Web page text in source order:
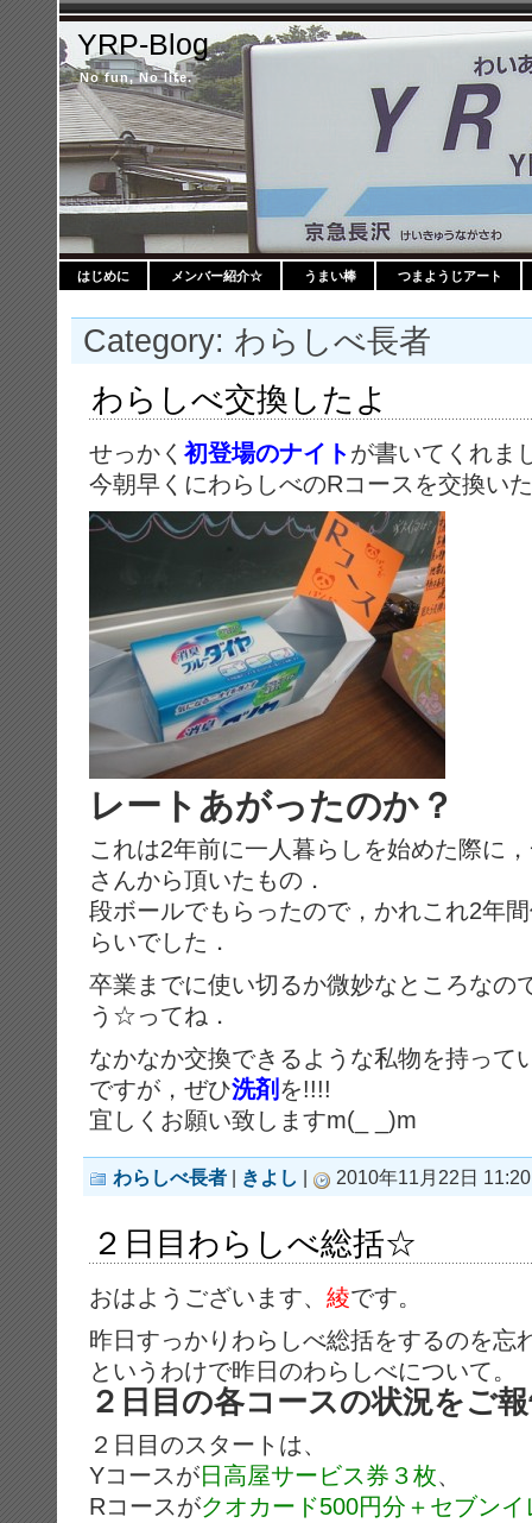
YRP-Blog
No fun, No life.
はじめに メンバー紹介☆ うまい棒 つまようじアート
Category: わらしべ長者
わらしべ交換したよ
せっかく 初登場のナイトが書いてくれま
今朝早くにわらしべのRコースを交換い
レートあがったのか？
これは2年前に一人暮らしを始めた際に
さんから頂いたもの．
段ボールでもらったので，かれこれ2年
らいでした．
卒業までに使い切るか微妙なところなの
う☆ってね．
なかなか交換できるような私物を持って
ですが，ぜひ洗剤 を!!!!
宜しくお願い致しますm(_ _)m
わらしべ長者 | きよし | 2010年11月22日
２日目わらしべ総括☆
おはようございます、 綾です。
昨日すっかりわらしべ総括をするのを忘
というわけで昨日のわらしべについて。
２日目の各コースの状況をご
２日目のスタートは、
Yコースが日高屋サービス券３枚、
Rコースがクオカード500円分＋セブン